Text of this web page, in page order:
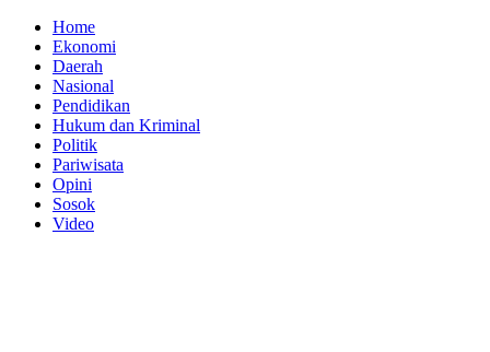
Home
Ekonomi
Daerah
Nasional
Pendidikan
Hukum dan Kriminal
Politik
Pariwisata
Opini
Sosok
Video